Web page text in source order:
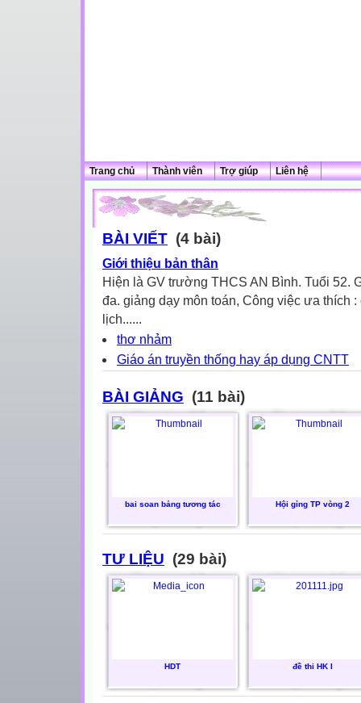
Trang chủ Thành viên Trợ giúp Liên hệ
BÀI VIẾT (4 bài)
Giới thiệu bản thân
Hiện là GV trường THCS AN Bình. Tuổi 52.
đa. giảng dạy môn toán, Công việc ưa thích
lịch......
thơ nhảm
Giáo án truyền thống hay áp dụng CNTT
BÀI GIẢNG (11 bài)
bai soan bảng tương tác Hội gỉng TP vòng 2
TƯ LIỆU (29 bài)
HDT đề thi HK I